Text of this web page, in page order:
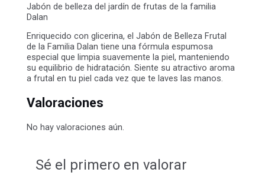
Jabón de belleza del jardín de frutas de la familia
Dalan
Enriquecido con glicerina, el Jabón de Belleza Frutal
de la Familia Dalan tiene una fórmula espumosa
especial que limpia suavemente la piel, manteniendo
su equilibrio de hidratación. Siente su atractivo aroma
a frutal en tu piel cada vez que te laves las manos.
Valoraciones
No hay valoraciones aún.
Sé el primero en valorar